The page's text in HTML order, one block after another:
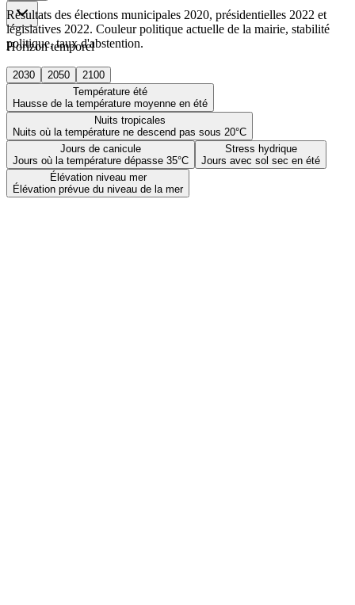
Horizon temporel
2030 2050
2100
Température été
Hausse de la température moyenne en été
Nuits tropicales
Nuits où la température ne descend pas sous 20°C
Jours de canicule
Jours où la température dépasse 35°C
Stress hydrique
Jours avec sol sec en été
Élévation niveau mer
Élévation prévue du niveau de la mer
Résultats des élections municipales 2020, présidentielles 2022 et
législatives 2022. Couleur politique actuelle de la mairie, stabilité
politique, taux d'abstention.